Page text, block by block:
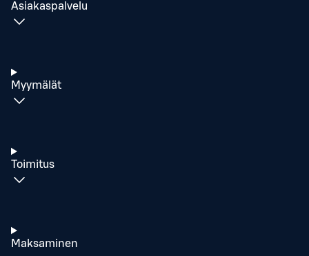
Asiakaspalvelu
Myymälät
Toimitus
Maksaminen